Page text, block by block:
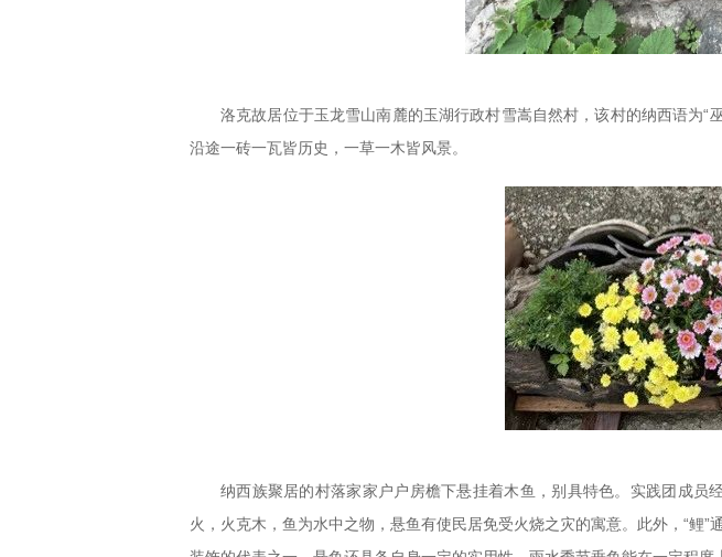
洛克故居位于玉龙雪山南麓的玉湖行政村雪嵩自然村，该村的纳西语为“
沿途一砖一瓦皆历史，一草一木皆风景。
纳西族聚居的村落家家户户房檐下悬挂着木鱼，别具特色。实践团成
火，火克木，鱼为水中之物，悬鱼有使民居免受火烧之灾的寓意。此外，“鲤